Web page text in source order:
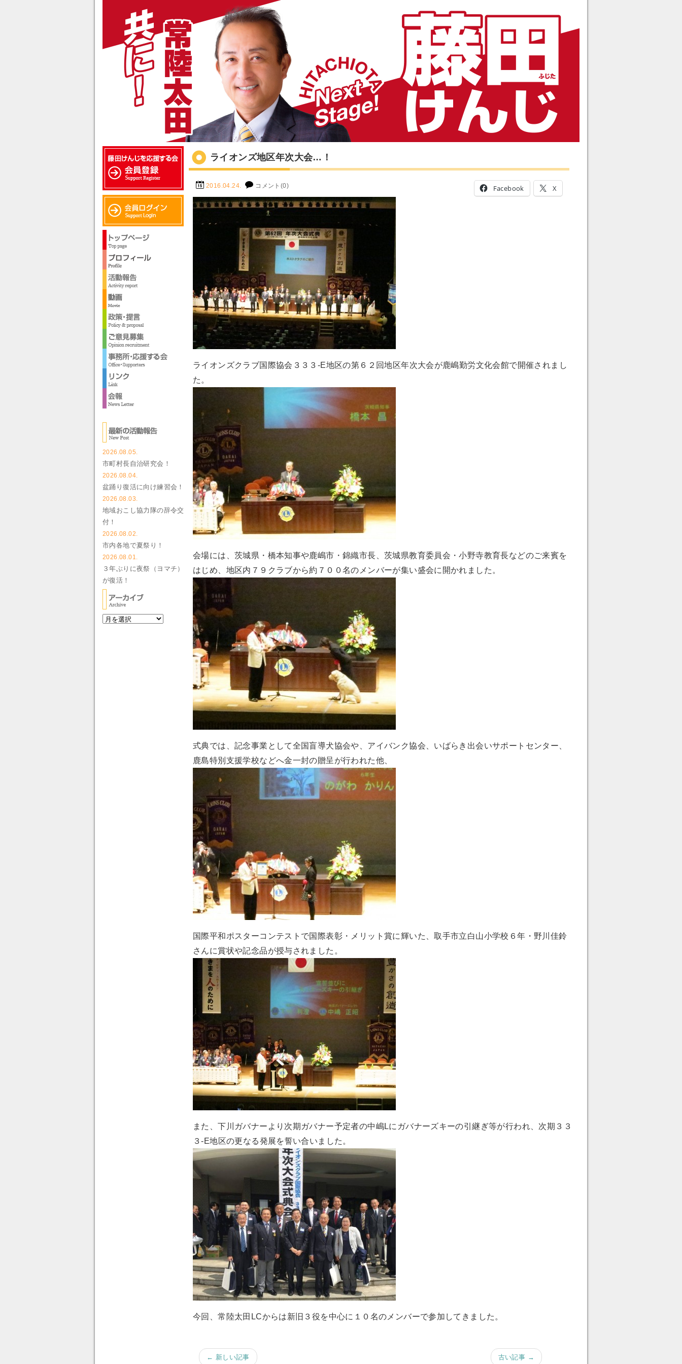
ライオンズ地区年次大会…！
2016.04.24. コメント(0) Facebook X
ライオンズクラブ国際協会３３３-E地区の第６２回地区年次大会が鹿嶋勤労文化会館で開催されまし
た。
会場には、茨城県・橋本知事や鹿嶋市・錦織市長、茨城県教育委員会・小野寺教育長などのご来賓を
はじめ、地区内７９クラブから約７００名のメンバーが集い盛会に開かれました。
式典では、記念事業として全国盲導犬協会や、アイバンク協会、いばらき出会いサポートセンター、
鹿島特別支援学校などへ金一封の贈呈が行われた他、
国際平和ポスターコンテストで国際表彰・メリット賞に輝いた、取手市立白山小学校６年・野川佳鈴
さんに賞状や記念品が授与されました。
また、下川ガバナーより次期ガバナー予定者の中嶋Lにガバナーズキーの引継ぎ等が行われ、次期３３
３-E地区の更なる発展を誓い合いました。
今回、常陸太田LCからは新旧３役を中心に１０名のメンバーで参加してきました。
← 新しい記事 古い記事 →
2026.08.05.
市町村長自治研究会！
2026.08.04.
盆踊り復活に向け練習会！
2026.08.03.
地域おこし協力隊の辞令交
付！
2026.08.02.
市内各地で夏祭り！
2026.08.01.
３年ぶりに夜祭（ヨマチ）
が復活！